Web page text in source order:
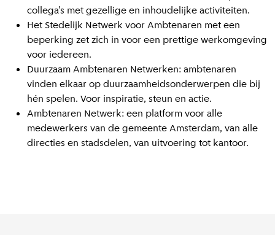
collega’s met gezellige en inhoudelijke activiteiten.
Het Stedelijk Netwerk voor Ambtenaren met een
beperking zet zich in voor een prettige werkomgeving
voor iedereen.
Duurzaam Ambtenaren Netwerken: ambtenaren
vinden elkaar op duurzaamheidsonderwerpen die bij
hén spelen. Voor inspiratie, steun en actie.
Ambtenaren Netwerk: een platform voor alle
medewerkers van de gemeente Amsterdam, van alle
directies en stadsdelen, van uitvoering tot kantoor.